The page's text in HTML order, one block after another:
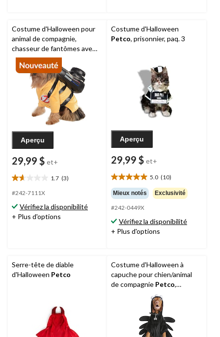
Costume d'Halloween pour
animal de compagnie,
chasseur de fantômes avec
pack à protons, multicolore,
tailles variées
Aperçu
29,99 $ et+
1.7 (3)
1.7
étoile(s)
5.
3
#242-7111X
Vérifiez la disponibilité
+ Plus d'options
Costume d'Halloween
Petco, prisonnier, paq. 3
Aperçu
29,99 $ et+
5.0 (10)
5.0
étoile(s)
sur
5.
10
évaluations
Mieux notés Exclusivité
#242-0449X
Vérifiez la disponibilité
+ Plus d'options
Serre-tête de diable
d'Halloween Petco
Costume d'Halloween à
capuche pour chien/animal
de compagnie Petco,
araignée, tailles variées, noir